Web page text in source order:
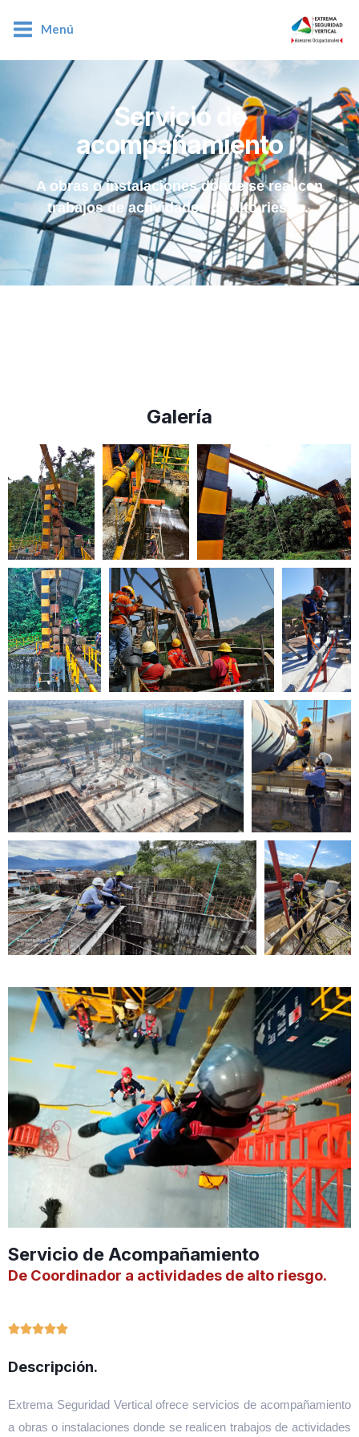
Menú
Servicio de
acompañamiento
A obras o instalaciones donde se realicen
trabajos de actividades de alto riesgo.
Galería
Servicio de Acompañamiento
De Coordinador a actividades de alto riesgo.

Descripción.
Extrema Seguridad Vertical ofrece servicios de acompañamiento
a obras o instalaciones donde se realicen trabajos de actividades